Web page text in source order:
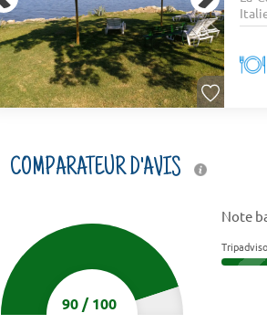
COMPARATEUR D'AVIS
90 /100
Note